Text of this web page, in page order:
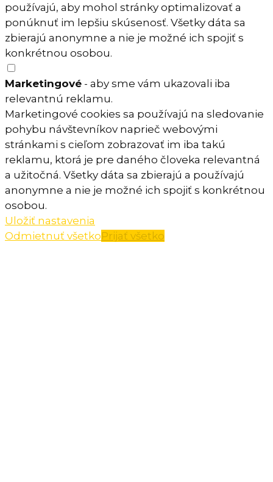
používajú, aby mohol stránky optimalizovať a
ponúknuť im lepšiu skúsenosť. Všetky dáta sa
zbierajú anonymne a nie je možné ich spojiť s
konkrétnou osobou.
Marketingové - aby sme vám ukazovali iba
relevantnú reklamu.
Marketingové cookies sa používajú na sledovanie
pohybu návštevníkov naprieč webovými
stránkami s cieľom zobrazovať im iba takú
reklamu, ktorá je pre daného človeka relevantná
a užitočná. Všetky dáta sa zbierajú a používajú
anonymne a nie je možné ich spojiť s konkrétnou
osobou.
Uložiť nastavenia
Odmietnuť všetkoPrijať všetko